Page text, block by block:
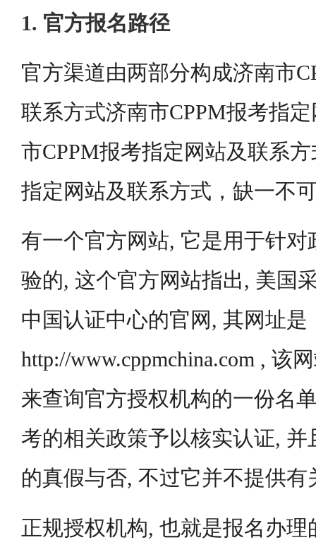
1. 官方报名路径
官方渠道由两部分构成济南市
联系方式济南市CPPM报考指
市CPPM报考指定网站及联系
指定网站及联系方式，缺一不
有一个官方网站, 它是用于针
验的, 这个官方网站指出, 美国
中国认证中心的官网, 其网址是
http://www.cppmchina.com , 该
来查询官方授权机构的一份名
考的相关政策予以核实认证,
的真假与否, 不过它并不提供
正规授权机构, 也就是报名办